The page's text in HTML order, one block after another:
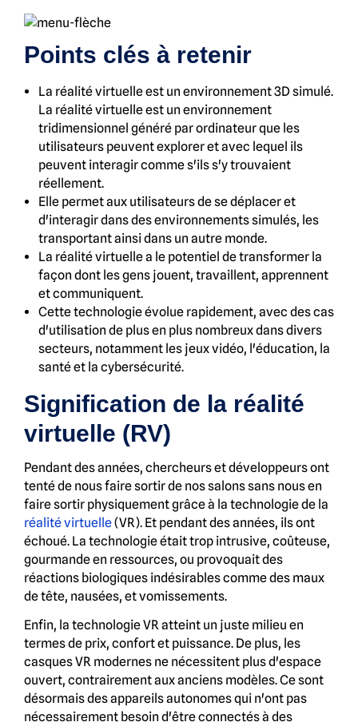
Points clés à retenir
La réalité virtuelle est un environnement 3D simulé.
La réalité virtuelle est un environnement
tridimensionnel généré par ordinateur que les
utilisateurs peuvent explorer et avec lequel ils
peuvent interagir comme s'ils s'y trouvaient
réellement.
Elle permet aux utilisateurs de se déplacer et
d'interagir dans des environnements simulés, les
transportant ainsi dans un autre monde.
La réalité virtuelle a le potentiel de transformer la
façon dont les gens jouent, travaillent, apprennent
et communiquent.
Cette technologie évolue rapidement, avec des cas
d'utilisation de plus en plus nombreux dans divers
secteurs, notamment les jeux vidéo, l'éducation, la
santé et la cybersécurité.
Signification de la réalité
virtuelle (RV)
Pendant des années, chercheurs et développeurs ont
tenté de nous faire sortir de nos salons sans nous en
faire sortir physiquement grâce à la technologie de la
réalité virtuelle(VR). Et pendant des années, ils ont
échoué. La technologie était trop intrusive, coûteuse,
gourmande en ressources, ou provoquait des
réactions biologiques indésirables comme des maux
de tête, nausées, et vomissements.
Enfin, la technologie VR atteint un juste milieu en
termes de prix, confort et puissance. De plus, les
casques VR modernes ne nécessitent plus d'espace
ouvert, contrairement aux anciens modèles. Ce sont
désormais des appareils autonomes qui n'ont pas
nécessairement besoin d'être connectés à des